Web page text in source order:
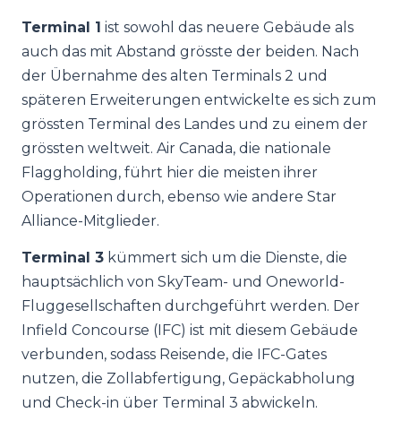
Terminal 1 ist sowohl das neuere Gebäude als
auch das mit Abstand grösste der beiden. Nach
der Übernahme des alten Terminals 2 und
späteren Erweiterungen entwickelte es sich zum
grössten Terminal des Landes und zu einem der
grössten weltweit. Air Canada, die nationale
Flaggholding, führt hier die meisten ihrer
Operationen durch, ebenso wie andere Star
Alliance-Mitglieder.
Terminal 3 kümmert sich um die Dienste, die
hauptsächlich von SkyTeam- und Oneworld-
Fluggesellschaften durchgeführt werden. Der
Infield Concourse (IFC) ist mit diesem Gebäude
verbunden, sodass Reisende, die IFC-Gates
nutzen, die Zollabfertigung, Gepäckabholung
und Check-in über Terminal 3 abwickeln.